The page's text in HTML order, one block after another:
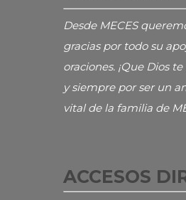
Desde MECES
gracias por todo su
oraciones. ¡Que Dios
y siempre por ser un
vital de la familia de
ACCESOS